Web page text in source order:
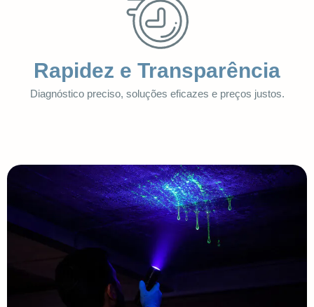
Rapidez e Transparência
Diagnóstico preciso, soluções eficazes e preços justos.